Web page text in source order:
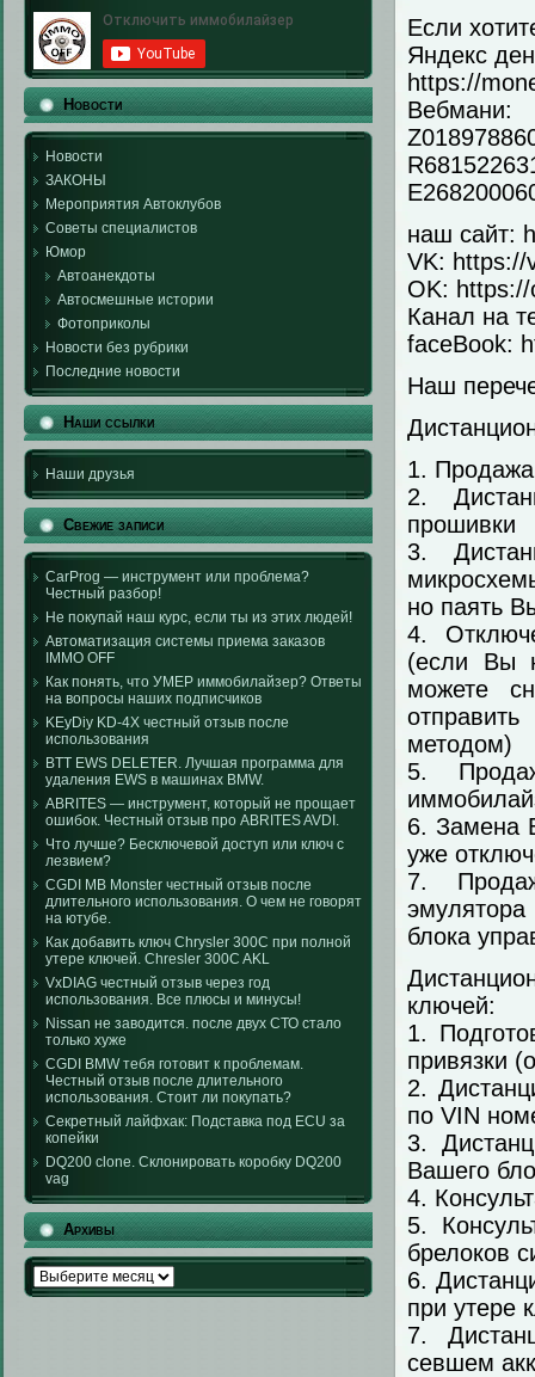
Новости
Новости
ЗАКОНЫ
Мероприятия Автоклубов
Советы специалистов
Юмор
Автоанекдоты
Автосмешные истории
Фотоприколы
Новости без рубрики
Последние новости
Наши ссылки
Наши друзья
Свежие записи
CarProg — инструмент или проблема?
Честный разбор!
Не покупай наш курс, если ты из этих людей!
Автоматизация системы приема заказов
IMMO OFF
Как понять, что УМЕР иммобилайзер? Ответы
на вопросы наших подписчиков
KEyDiy KD-4X честный отзыв после
использования
BTT EWS DELETER. Лучшая программа для
удаления EWS в машинах BMW.
ABRITES — инструмент, который не прощает
ошибок. Честный отзыв про ABRITES AVDI.
Что лучше? Бесключевой доступ или ключ с
лезвием?
CGDI MB Monster честный отзыв после
длительного использования. О чем не говорят
на ютубе.
Как добавить ключ Chrysler 300C при полной
утере ключей. Chresler 300C AKL
VxDIAG честный отзыв через год
использования. Все плюсы и минусы!
Nissan не заводится. после двух СТО стало
только хуже
CGDI BMW тебя готовит к проблемам.
Честный отзыв после длительного
использования. Стоит ли покупать?
Секретный лайфхак: Подставка под ECU за
копейки
DQ200 clone. Склонировать коробку DQ200
vag
Архивы
Архивы
Если
Яндекс
https://
Вебмани:
наш сайт:
VK: https://
OK:
Канал на
faceBook:
Наш
1.
2.
прошивки
3.
но паять
4.
(если Вы
можете
методом)
5.
6. Замена
уже
7.
блока
ключей:
1.
привязки
2.
по VIN
3.
Вашего
4.
5.
брелоков
6.
при утере
7.
севшем